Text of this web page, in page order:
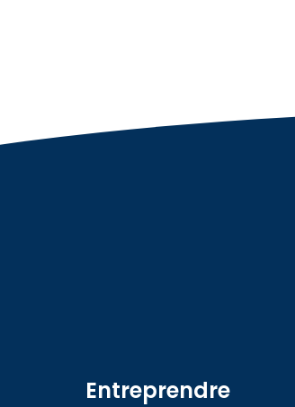
Entreprendre